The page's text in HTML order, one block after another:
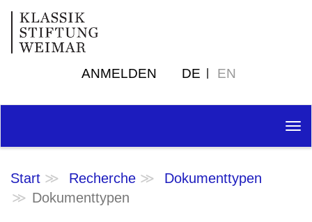
ANMELDEN DE EN
Start Recherche
Dokumenttypen
Dokumenttypen